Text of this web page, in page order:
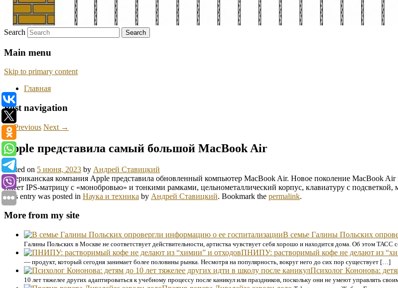
Search
Main menu
Skip to primary content
Главная
Post navigation
←Previous Next →
Apple представила самый большой MacBook Air
Posted on 5 июня, 2023 by Андрей Ставицкий
Американская компания Apple представила обновленный компьютер MacBook Air. Новое поколение MacBook
имеет IPS-матрицу с «монобровью» и тонкими рамками, цельнометаллический корпус, клавиатуру с подсветкой,
This entry was posted in Наука и техника by Андрей Ставицкий. Bookmark the permalink.
More from my site
В семье Галины Польских
Галины Польских в Москве не соответствует действительности, артистка чувствует себя хорошо и находится дома. Об этом
ПНИПУ: растворимый кофе не делают из
— продукт, который сегодня занимает более половины рынка. Несмотря на популярность, вокруг него до сих пор существует […]
Психолог Кононова:
10 лет тяжелее других адаптироваться к учебному процессу после каникул или праздников, поскольку они не умеют управлять